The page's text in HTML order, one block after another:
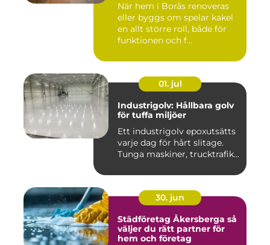
När hem i Borås renoveras
eller byggs om spelar kakel
en allt större roll, både för
funktionen och f...
01. jul
Industrigolv: Hållbara golv
för tuffa miljöer
Ett industrigolv epoxutsätts
varje dag för hårt slitage.
Tunga maskiner, trucktrafik...
30. jun
Städföretag Åkersberga så
väljer du rätt partner för
hem och företag